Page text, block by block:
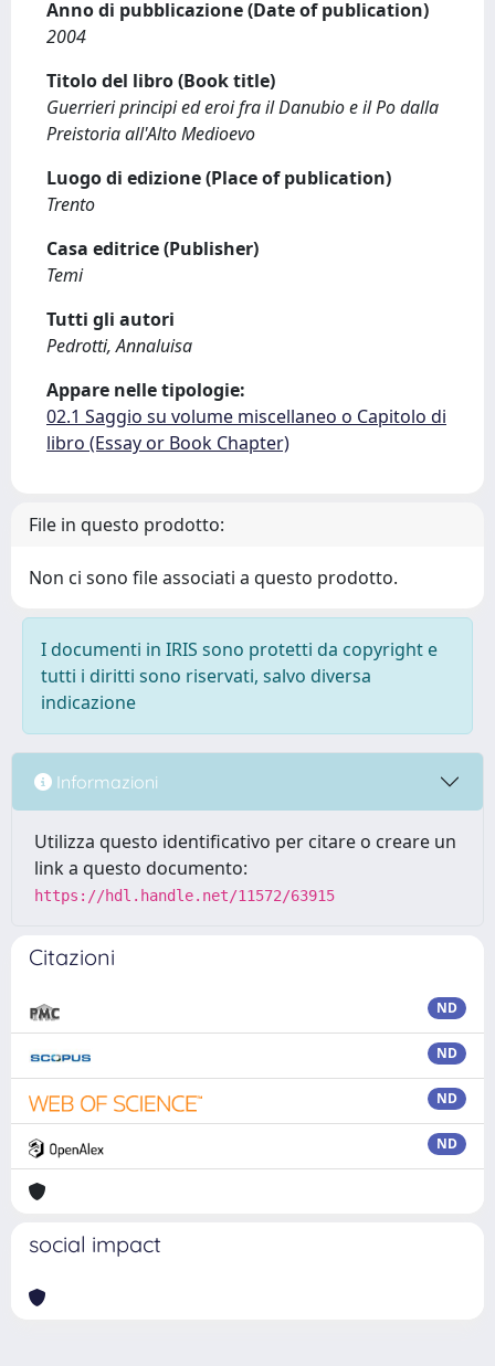
Anno di pubblicazione (Date of publication)
2004
Titolo del libro (Book title)
Guerrieri principi ed eroi fra il Danubio e il Po dalla
Preistoria all'Alto Medioevo
Luogo di edizione (Place of publication)
Trento
Casa editrice (Publisher)
Temi
Tutti gli autori
Pedrotti, Annaluisa
Appare nelle tipologie:
02.1 Saggio su volume miscellaneo o Capitolo di
libro (Essay or Book Chapter)
File in questo prodotto:
Non ci sono file associati a questo prodotto.
I documenti in IRIS sono protetti da copyright e
tutti i diritti sono riservati, salvo diversa
indicazione
Informazioni
Utilizza questo identificativo per citare o creare un
link a questo documento:
https://hdl.handle.net/11572/63915
Citazioni
ND
ND
ND
ND
social impact